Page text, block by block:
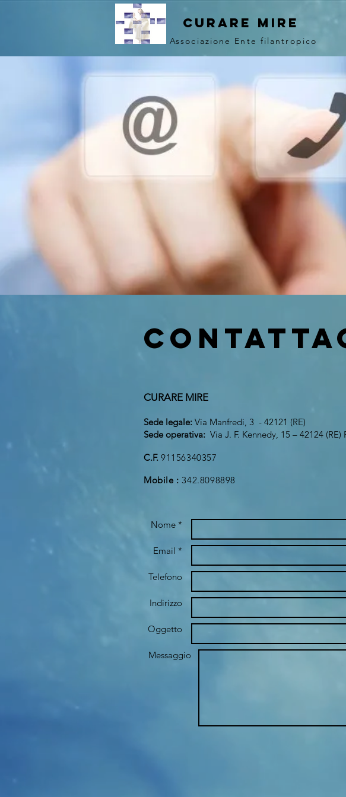
curare MIRE
Associazione Ente filantropico
CURARE MIRE
Sede legale: Via Manfredi, 3 - 42121 (RE)
Sede operativa: Via J. F. Kennedy, 15 – 42124
C.F. 91156340357
Mobile : 342.8098898
Nome *
Email *
Telefono
Indirizzo
Oggetto
Messaggio